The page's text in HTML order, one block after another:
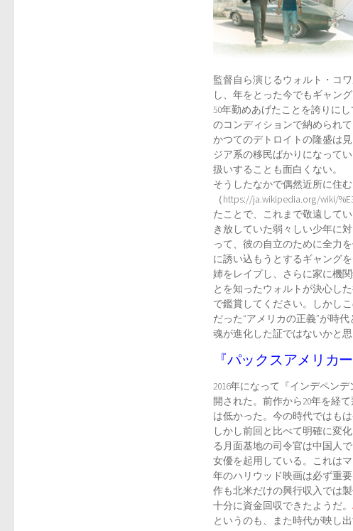
監督自ら演じるウォルト・コ
し、年をとった今でもギャン
50年勤めあげたことを誇りに
のコンディションで納められ
かつてのデトロイトの隆盛は
ジア系の移民ばかりになって
扱いすることも面白くない。
そうしたなかで偶然近所に住
（https://ja.wikipedia.org/wiki/
たことで、これまで敬遠して
き放していた弱々しい少年に
って、彼の自立のために全力
に誘い込もうとするギャング
姉をレイプし、さらに家に機関
とを知ったウォルトが決心し
で鑑賞してください。しかし
だった“アメリカの正義”が時
魂が進化した証ではないかと
『パックスアメリカ
2016年になって『インデペン
開された。前作から20年を経
は低かった。今の時代ではも
しかし前回と比べて明確に変
る月面基地の司令官は中国人
女優を起用している。これは
年のハリウッド映画は必ず重
作も北米だけの興行収入では
十分に資金回収できたようだ。
というのも、また時代が映し